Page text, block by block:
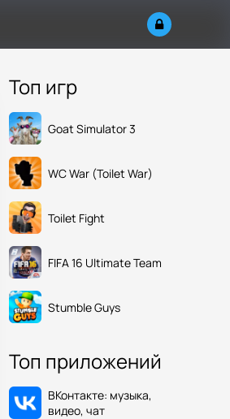
Топ игр
Goat Simulator 3
WC War (Toilet War)
Toilet Fight
FIFA 16 Ultimate Team
Stumble Guys
Топ приложений
ВКонтакте: музыка,
видео, чат